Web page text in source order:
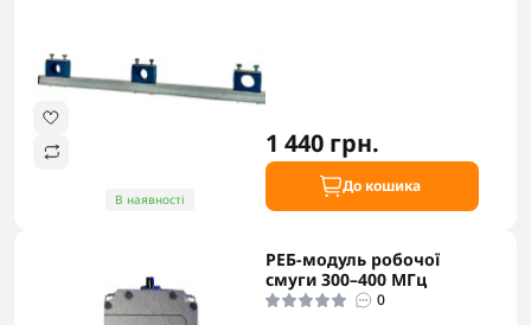
В наявності
1 440 грн.
До кошика
РЕБ-модуль робочої
смуги 300–400 МГц
0